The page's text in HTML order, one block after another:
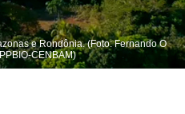
e Rondônia. (Foto: Fernando O
CENBAM)